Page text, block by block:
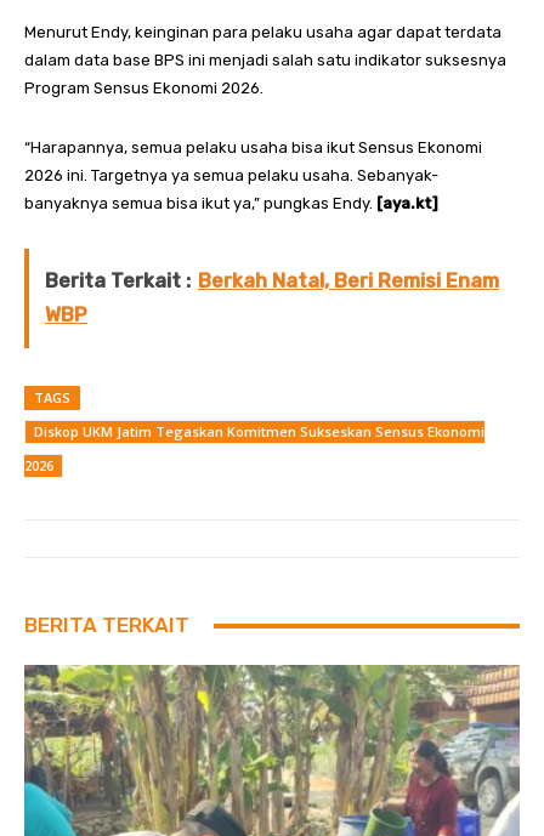
Menurut Endy, keinginan para pelaku usaha agar dapat terdata
dalam data base BPS ini menjadi salah satu indikator suksesnya
Program Sensus Ekonomi 2026.
“Harapannya, semua pelaku usaha bisa ikut Sensus Ekonomi
2026 ini. Targetnya ya semua pelaku usaha. Sebanyak-
banyaknya semua bisa ikut ya,” pungkas Endy. [aya.kt]
Berita Terkait : Berkah Natal, Beri Remisi Enam
WBP
TAGS
Diskop UKM Jatim Tegaskan Komitmen Sukseskan Sensus Ekonomi
2026
BERITA TERKAIT